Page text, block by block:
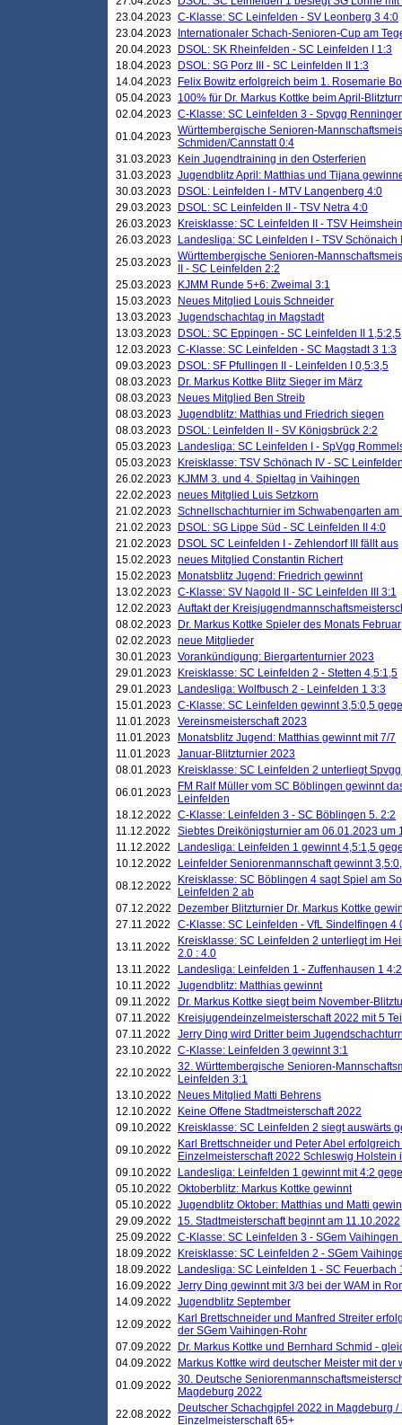
23.04.2023 C-Klasse: SC Leinfelden - SV Leonberg 3 4:0
23.04.2023
Internationaler Schach-Senioren-Cup am
20.04.2023
DSOL: SK Rheinfelden - SC Leinfelden I 1:3
18.04.2023
DSOL: SG Porz III - SC Leinfelden II 1:3
14.04.2023
Felix Bowitz erfolgreich beim 1. Rosemarie
05.04.2023 100% für Dr. Markus Kottke beim April-
02.04.2023 C-Klasse: SC Leinfelden 3 - Spvgg
01.04.2023 Württembergische Senioren-
Schmiden/Cannstatt 0:4
31.03.2023
Kein Jugendtraining in den Osterferien
31.03.2023 Jugendblitz April: Matthias und Tijana
30.03.2023
DSOL: Leinfelden I - MTV Langenberg 4:0
29.03.2023
DSOL: SC Leinfelden II - TSV Netra 4:0
26.03.2023
Kreisklasse: SC Leinfelden II - TSV
26.03.2023
Landesliga: SC Leinfelden I - TSV Schönaich
25.03.2023 Württembergische Senioren-
II - SC Leinfelden 2:2
25.03.2023
KJMM Runde 5+6: Zweimal 3:1
15.03.2023
Neues Mitglied Louis Schneider
13.03.2023 Jugendschachtag in Magstadt
13.03.2023
DSOL: SC Eppingen - SC Leinfelden II 1,5:2,5
12.03.2023 C-Klasse: SC Leinfelden - SC Magstadt 3 1:3
09.03.2023
DSOL: SF Pfullingen II - Leinfelden I 0,5:3,5
08.03.2023
Dr. Markus Kottke Blitz Sieger im März
08.03.2023
Neues Mitglied Ben Streib
08.03.2023 Jugendblitz: Matthias und Friedrich siegen
08.03.2023
DSOL: Leinfelden II - SV Königsbrück 2:2
05.03.2023
Landesliga: SC Leinfelden I - SpVgg
05.03.2023
Kreisklasse: TSV Schönach IV - SC
26.02.2023
KJMM 3. und 4. Spieltag in Vaihingen
22.02.2023 neues Mitglied Luis Setzkorn
21.02.2023 Schnellschachturnier im Schwabengarten
21.02.2023
DSOL: SG Lippe Süd - SC Leinfelden II 4:0
21.02.2023
DSOL SC Leinfelden I - Zehlendorf III fällt aus
15.02.2023 neues Mitglied Constantin Richert
15.02.2023
Monatsblitz Jugend: Friedrich gewinnt
13.02.2023 C-Klasse: SV Nagold II - SC Leinfelden III 3:1
12.02.2023 Auftakt der
08.02.2023
Dr. Markus Kottke Spieler des Monats Februar
02.02.2023 neue Mitglieder
30.01.2023 Vorankündigung: Biergartenturnier 2023
29.01.2023
Kreisklasse: SC Leinfelden 2 - Stetten 4,5:1,5
29.01.2023
Landesliga: Wolfbusch 2 - Leinfelden 1 3:3
15.01.2023 C-Klasse: SC Leinfelden gewinnt 3,5:0,5
11.01.2023 Vereinsmeisterschaft 2023
11.01.2023
Monatsblitz Jugend: Matthias gewinnt mit 7/7
11.01.2023 Januar-Blitzturnier 2023
08.01.2023
Kreisklasse: SC Leinfelden 2 unterliegt
06.01.2023
FM Ralf Müller vom SC Böblingen gewinnt
Leinfelden
18.12.2022 C-Klasse: Leinfelden 3 - SC Böblingen 5. 2:2
11.12.2022
Siebtes Dreikönigsturnier am 06.01.2023 um
11.12.2022
Landesliga: Leinfelden 1 gewinnt 4,5:1,5
10.12.2022
Leinfelder Seniorenmannschaft gewinnt
08.12.2022
Kreisklasse: SC Böblingen 4 sagt Spiel am
Leinfelden 2 ab
07.12.2022
Dezember Blitzturnier Dr. Markus Kottke
27.11.2022
C-Klasse: SC Leinfelden - VfL Sindelfingen 4
13.11.2022
Kreisklasse: SC Leinfelden 2 unterliegt im
2.0 : 4.0
13.11.2022
Landesliga: Leinfelden 1 - Zuffenhausen 1 4:2
10.11.2022
Jugendblitz: Matthias gewinnt
09.11.2022
Dr. Markus Kottke siegt beim November-
07.11.2022
Kreisjugendeinzelmeisterschaft 2022 mit 5
07.11.2022
Jerry Ding wird Dritter beim
23.10.2022 C-Klasse: Leinfelden 3 gewinnt 3:1
22.10.2022 32. Württembergische Senioren-
Leinfelden 3:1
13.10.2022
Neues Mitglied Matti Behrens
12.10.2022
Keine Offene Stadtmeisterschaft 2022
09.10.2022
Kreisklasse: SC Leinfelden 2 siegt auswärts
09.10.2022
Karl Brettschneider und Peter Abel
Einzelmeisterschaft 2022 Schleswig Holstein
09.10.2022
Landesliga: Leinfelden 1 gewinnt mit 4:2
05.10.2022 Oktoberblitz: Markus Kottke gewinnt
05.10.2022 Jugendblitz Oktober: Matthias und Matti
29.09.2022
15. Stadtmeisterschaft beginnt am 11.10.2022
25.09.2022 C-Klasse: SC Leinfelden 3 - SGem Vaihingen
18.09.2022
Kreisklasse: SC Leinfelden 2 - SGem
18.09.2022
Landesliga: SC Leinfelden 1 - SC Feuerbach
16.09.2022 Jerry Ding gewinnt mit 3/3 bei der WAM in
14.09.2022 Jugendblitz September
12.09.2022
Karl Brettschneider und Manfred Streiter
der SGem Vaihingen-Rohr
07.09.2022
Dr. Markus Kottke und Bernhard Schmid -
04.09.2022
Markus Kottke wird deutscher Meister mit
01.09.2022 30. Deutsche
Magdeburg 2022
22.08.2022
Deutscher Schachgipfel 2022 in Magdeburg
Einzelmeisterschaft 65+